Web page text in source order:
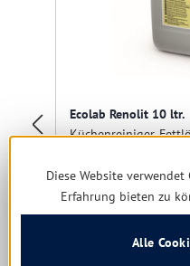
Ecolab Renolit 10 ltr.
Küchenreiniger,
Versandfertig in 6
Diese Website
Erfahrung bieten zu
Alle